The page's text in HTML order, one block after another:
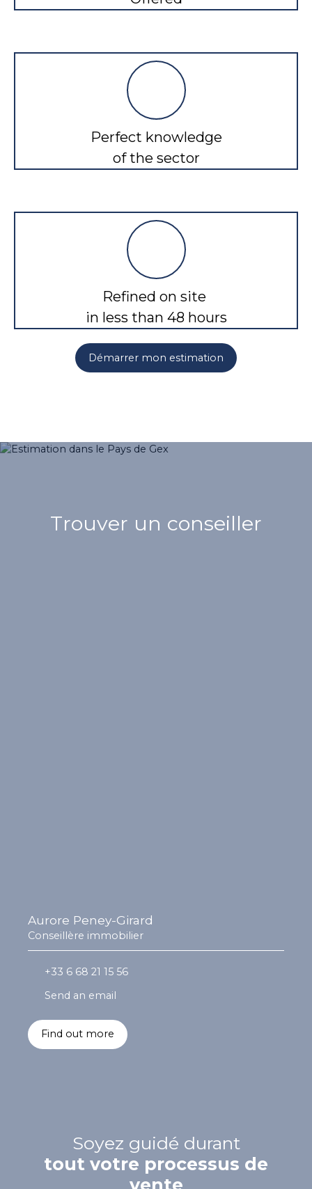
Perfect knowledge
of the sector
Refined on site
in less than 48 hours
Démarrer mon estimation
Trouver un conseiller
Aurore Peney-Girard
Conseillère immobilier
+33 6 68 21 15 56
Send an email
Find out more
Soyez guidé durant
tout votre processus de
vente